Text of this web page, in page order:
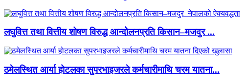
लघुवित्त तथा वित्तीय शोषण विरुद्ध आन्दोलनप्रति किसान–मजदुर ...
ठमेलस्थित आर्या होटलका सुपरभाइजरले कर्मचारीमाथि चरम यातना...